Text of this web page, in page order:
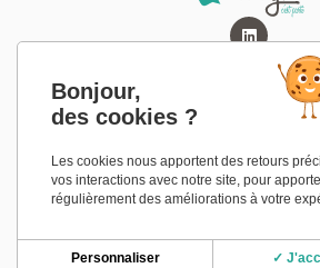
Mentions légales
Politique de
Conditions générales de
Bonjour,
des cookies ?
Les cookies nous apportent des retours
vos interactions avec notre site, pour
régulièrement des améliorations à votre
✓
Personnaliser